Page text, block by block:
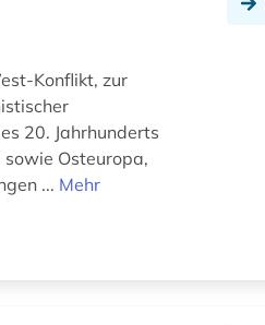
Konflikt, zur
20. Jahrhunderts
Osteuropa,
... Mehr